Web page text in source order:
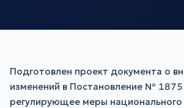
Подготовлен проект документа о
изменений в Постановление №
регулирующее меры